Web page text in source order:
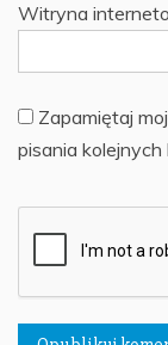
Witryna
Zapamiętaj
pisania